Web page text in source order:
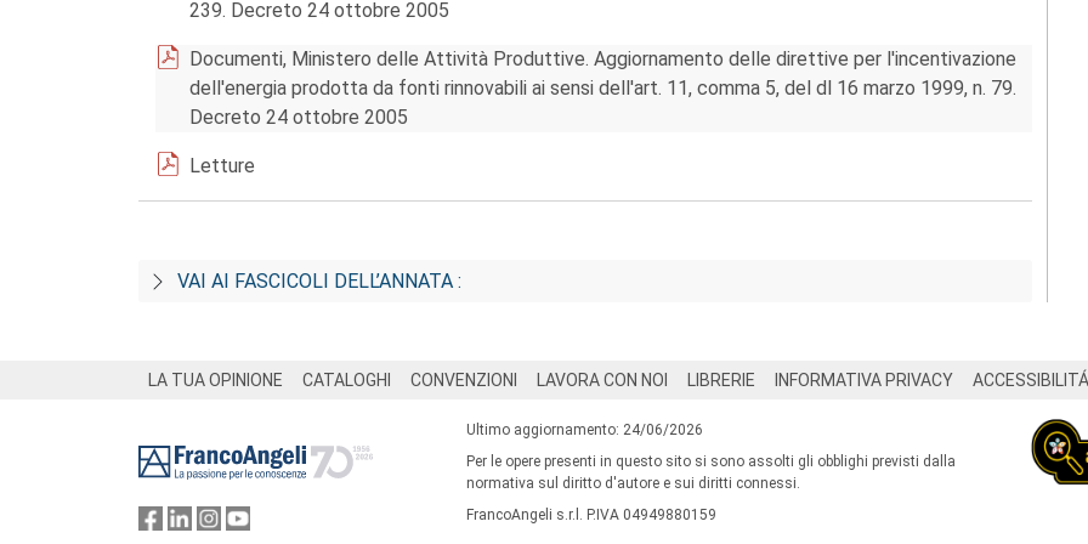
239. Decreto 24 ottobre 2005
Documenti, Ministero delle Attività Produttive. Aggiornamento delle direttive per l'incentivazione
dell'energia prodotta da fonti rinnovabili ai sensi dell'art. 11, comma 5, del dl 16 marzo 1999, n. 79.
Decreto 24 ottobre 2005
Letture
VAI AI FASCICOLI DELL’ANNATA :
LA TUA OPINIONE CATALOGHI CONVENZIONI LAVORA CON NOI LIBRERIE INFORMATIVA PRIVACY ACCESSIBILITÁ
Ultimo aggiornamento: 24/06/2026
Per le opere presenti in questo sito si sono assolti gli obblighi previsti dalla
normativa sul diritto d'autore e sui diritti connessi.
FrancoAngeli s.r.l. P.IVA 04949880159